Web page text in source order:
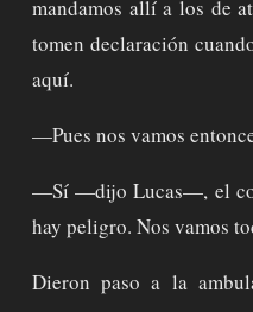
mandamos allí a los de
tomen declaración
aquí.
—Pues nos vamos
—Sí —dijo Lucas—, el
hay peligro. Nos vamos
Dieron paso a la